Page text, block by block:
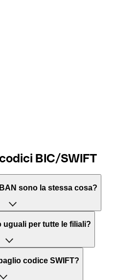
BIC/SWIFT
sono la stessa cosa?
per “Society for Worldwide
pagamenti tra diversi Paesi.
Identifier Code” ed è una
uguali per tutte le filiali?
In alcuni casi le banche utilizzano
codice SWIFT?